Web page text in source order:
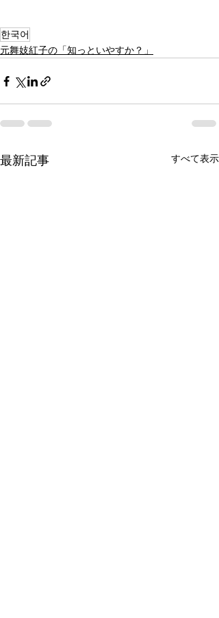
한국어
元舞妓紅子の「知っといやすか？」
最新記事 すべて表示